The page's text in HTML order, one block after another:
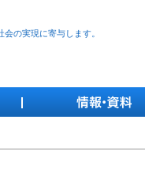
の実現に寄与します。